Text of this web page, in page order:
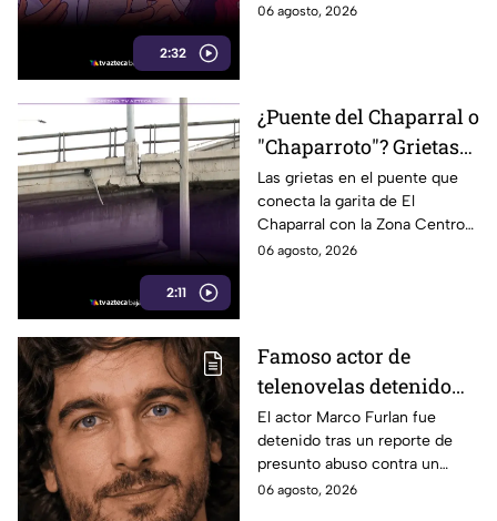
2:32
enfrenta un notorio cambio en
06 agosto, 2026
2:11
¿Puente del Chaparral o
"Chaparroto"? Grietas
preocupan a miles de
automovilistas en
Tijuana
Las grietas en el puente que
conecta la garita de El
Chaparral con la Zona Centro
preocupan a miles de
06 agosto, 2026
Famoso actor de
telenovelas detenido
por presunto abuso de
un menor de 5 años;
dijo que lo confundió
con su novia
El actor Marco Furlan fue
detenido tras un reporte de
presunto abuso contra un
menor durante una fiesta;
06 agosto, 2026